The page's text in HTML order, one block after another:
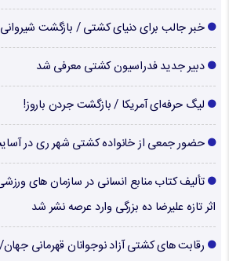
خبر جالب برای دنیای کشتی / بازگشت
دبیر جدید فدراسیون کشتی معرفی شد
لیگ حرفه‌ای آمریکا / بازگشت جردن باروز!
حضور جمعی از خانواده کشتی شهر ری در
تألیف کتاب منابع انسانی در سازمان های
اثر تازه علیرضا ده بزرگی وارد عرصه نشر شد
رقابت های کشتی آزاد نوجوانان قهرمانی